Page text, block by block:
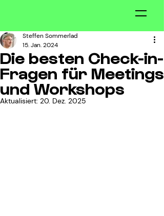
Die besten Check-in-
Fragen für Meetings
und Workshops
Steffen Sommerlad
15. Jan. 2024
Aktualisiert: 20. Dez. 2025